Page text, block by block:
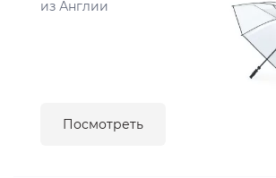
из Англии
Посмотреть